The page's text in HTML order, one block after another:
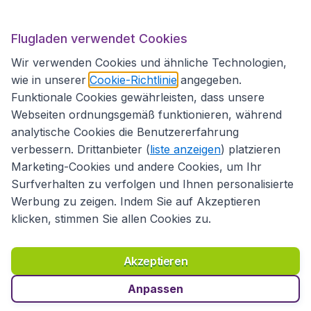
Flugladen.at
Internationale Webseiten
Richtlinien und Bedingungen
Haftungsausschluss
Datenschutzerklärung
Cookies Copyright © 2026
Flugladen verwendet Cookies
Wir verwenden Cookies und ähnliche Technologien,
wie in unserer Cookie-Richtlinie angegeben.
Funktionale Cookies gewährleisten, dass unsere
Webseiten ordnungsgemäß funktionieren, während
analytische Cookies die Benutzererfahrung
verbessern. Drittanbieter (liste anzeigen) platzieren
Marketing-Cookies und andere Cookies, um Ihr
Surfverhalten zu verfolgen und Ihnen personalisierte
Werbung zu zeigen. Indem Sie auf Akzeptieren
klicken, stimmen Sie allen Cookies zu.
Akzeptieren
Anpassen